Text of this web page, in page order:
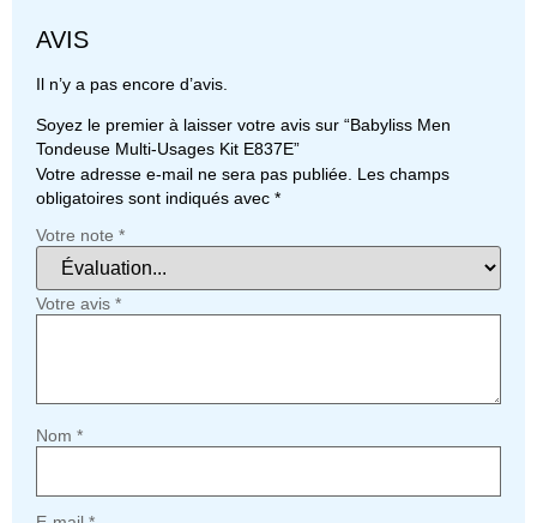
AVIS
Il n’y a pas encore d’avis.
Soyez le premier à laisser votre avis sur “Babyliss Men
Tondeuse Multi-Usages Kit E837E”
Votre adresse e-mail ne sera pas publiée. Les champs
obligatoires sont indiqués avec *
Votre note *
Votre avis *
Nom *